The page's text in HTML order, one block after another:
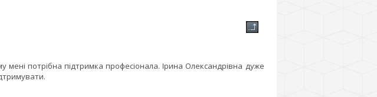
потрібна підтримка професіонала. Ірина Олександрівна дуже